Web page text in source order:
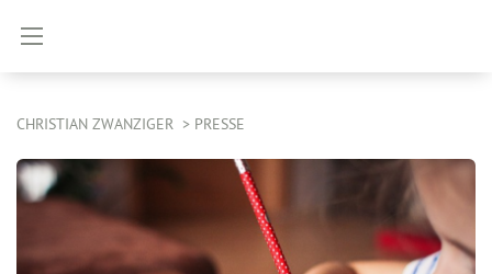
CHRISTIAN ZWANZIGER PRESSE